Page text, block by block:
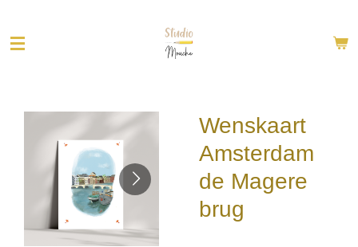
direct
naar
Wenskaart
Amsterdam
de Magere
brug